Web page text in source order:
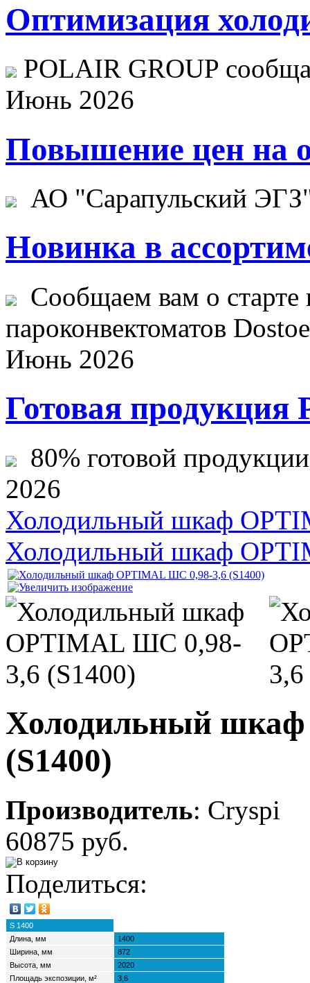
Оптимизация
POLAIR GROUP
Июнь 2026
Повышение цен на
АО "Сарапульский
Новинка в
Сообщаем вам о старте
пароконвектоматов
Июнь 2026
Готовая продукция
80% готовой
2026
Холодильный шкаф
Холодильный шкаф
Холодильный
(S1400)
Производитель: Cryspi
60875 руб.
Поделиться:
S 1400
Длина, мм
1400
Ширина, мм
872
Высота, мм
2020
Площадь экспозиции, м²
3,6